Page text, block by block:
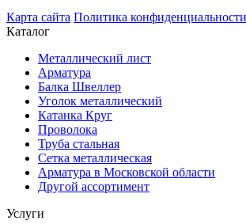
Карта сайта Политика конфиденциальности
Каталог
Металлический лист
Арматура
Балка Швеллер
Уголок металлический
Катанка Круг
Проволока
Труба стальная
Сетка металлическая
Арматура в Московской области
Другой ассортимент
Услуги